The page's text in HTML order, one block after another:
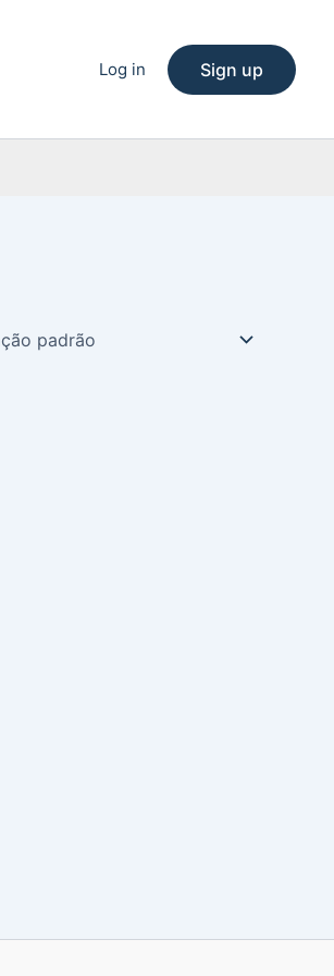
Log in Sign up